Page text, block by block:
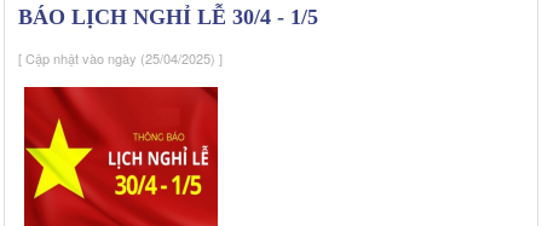
BÁO LỊCH NGHỈ LỄ 30/4 - 1/5
[ Cập nhật vào ngày (25/04/2025) ]